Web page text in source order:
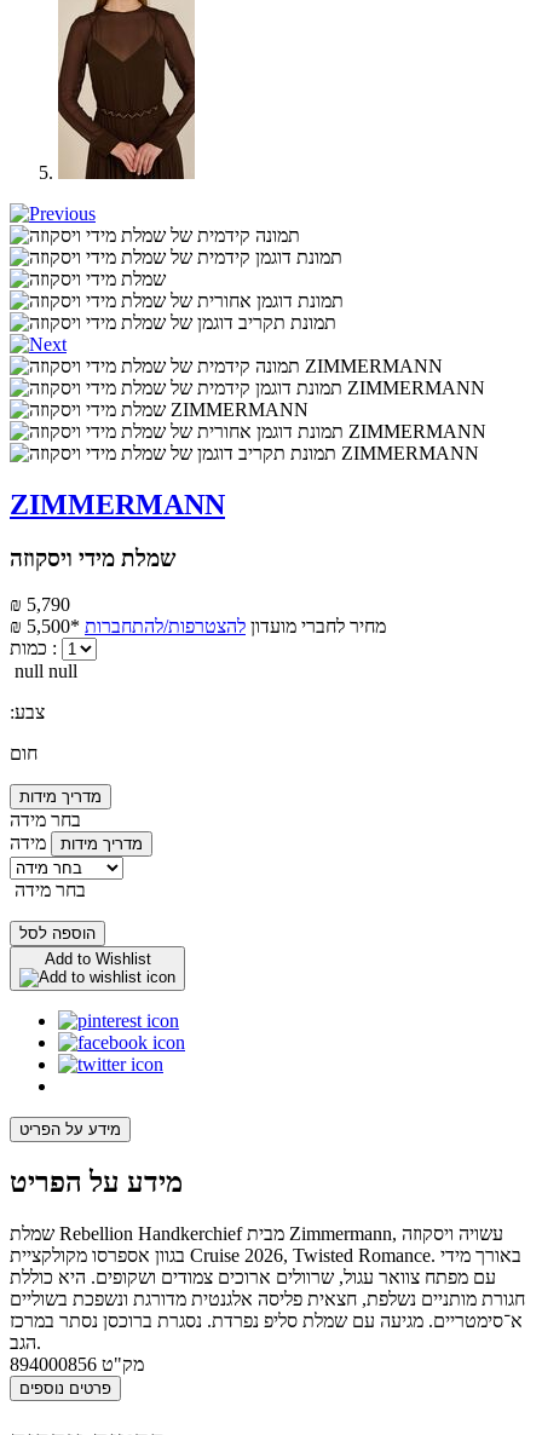
ZIMMERMANN
שמלת מידי ויסקוזה
₪ 5,790
₪ 5,500*
מחיר לחברי מועדון להצטרפות/להתחברות
כמות :
null null
:צבע
חום
מדריך מידות
בחר מידה
מידה
מדריך מידות
בחר מידה
הוספה לסל
Add to Wishlist
מידע על הפריט
מידע על הפריט
שמלת Rebellion Handkerchief מבית Zimmermann, עשויה ויסקוזה
בגוון אספרסו מקולקציית Cruise 2026, Twisted Romance. באורך מידי
עם מפתח צוואר עגול, שרוולים ארוכים צמודים ושקופים. היא כוללת
חגורת מותניים נשלפת, חצאית פליסה אלגנטית מדורגת ונשפכת בשוליים
א־סימטריים. מגיעה עם שמלת סליפ נפרדת. נסגרת ברוכסן נסתר במרכז
הגב.
מק"ט 894000856
פרטים נוספים